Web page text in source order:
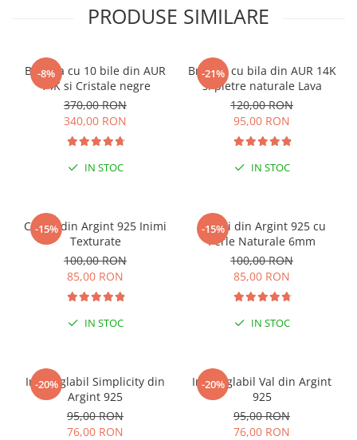
PRODUSE SIMILARE
-8%
Bratara cu 10 bile din AUR
14K si Cristale negre
370,00 RON
340,00 RON
IN STOC
-21%
Bratara cu bila din AUR 14K
si pietre naturale Lava
120,00 RON
95,00 RON
IN STOC
-15%
Cercei din Argint 925 Inimi
Texturate
100,00 RON
85,00 RON
IN STOC
-15%
Cercei din Argint 925 cu
Perle Naturale 6mm
100,00 RON
85,00 RON
IN STOC
-20%
Inel reglabil Simplicity din
Argint 925
95,00 RON
76,00 RON
-20%
Inel reglabil Val din Argint
925
95,00 RON
76,00 RON